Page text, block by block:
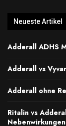
Neueste Artikel
Adderall ADHS
Adderall vs
Adderall ohne
Ritalin vs
Nebenwirkungen